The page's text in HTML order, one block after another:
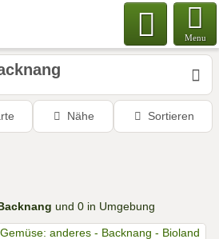
Menu
Nähe Sortieren
und 0 in Umgebung